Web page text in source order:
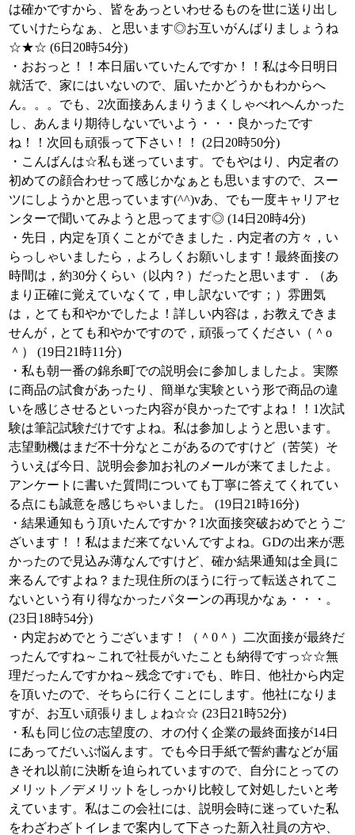
は確かですから、皆をあっといわせるものを世に送り出し
ていけたらなぁ、と思います◎お互いがんばりましょうね
☆★☆ (6日20時54分)
・おおっと！！本日届いていたんですか！！私は今日明日
就活で、家にはいないので、届いたかどうかもわからへ
ん。。。でも、2次面接あんまりうまくしゃべれへんかった
し、あんまり期待しないでいよう・・・良かったです
ね！！次回も頑張って下さい！！ (2日20時50分)
・こんばんは☆私も迷っています。でもやはり、内定者の
初めての顔合わせって感じかなぁとも思いますので、スー
ツにしようかと思っています(^^)vあ、でも一度キャリアセ
ンターで聞いてみようと思ってます◎ (14日20時4分)
・先日，内定を頂くことができました．内定者の方々，い
らっしゃいましたら，よろしくお願いします！最終面接の
時間は，約30分くらい（以内？）だったと思います．（あ
まり正確に覚えていなくて，申し訳ないです；）雰囲気
は，とても和やかでしたよ！詳しい内容は，お教えできま
せんが，とても和やかですので，頑張ってください（＾o
＾） (19日21時11分)
・私も朝一番の錦糸町での説明会に参加しましたよ。実際
に商品の試食があったり、簡単な実験という形で商品の違
いを感じさせるといった内容が良かったですよね！！1次試
験は筆記試験だけですよね。私は参加しようと思います。
志望動機はまだ不十分なとこがあるのですけど（苦笑）そ
ういえば今日、説明会参加お礼のメールが来てましたよ。
アンケートに書いた質問についても丁寧に答えてくれてい
る点にも誠意を感じちゃいました。 (19日21時16分)
・結果通知もう頂いたんですか？1次面接突破おめでとうご
ざいます！！私はまだ来てないんですよね。GDの出来が悪
かったので見込み薄なんですけど、確か結果通知は全員に
来るんですよね？また現住所のほうに行って転送されてこ
ないという有り得なかったパターンの再現かなぁ・・・。
(23日18時54分)
・内定おめでとうございます！（＾0＾）二次面接が最終だ
ったんですね～これで社長がいたことも納得ですっ☆☆無
理だったんですかね～残念です↓でも、昨日、他社から内定
を頂いたので、そちらに行くことにします。他社になりま
すが、お互い頑張りましょね☆☆ (23日21時52分)
・私も同じ位の志望度の、オの付く企業の最終面接が14日
にあってだいぶ悩んます。でも今日手紙で誓約書などが届
きそれ以前に決断を迫られていますので、自分にとっての
メリット／デメリットをしっかり比較して対処したいと考
えています。私はこの会社には、説明会時に迷っていた私
をわざわざトイレまで案内して下さった新入社員の方や、